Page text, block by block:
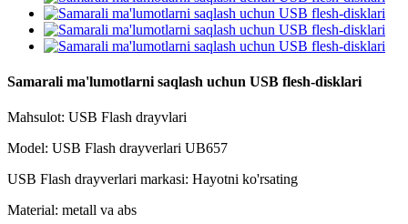
Samarali ma'lumotlarni saqlash uchun USB flesh-disklari
Mahsulot: USB Flash drayvlari
Model: USB Flash drayverlari UB657
USB Flash drayverlari markasi: Hayotni ko'rsating
Material: metall va abs